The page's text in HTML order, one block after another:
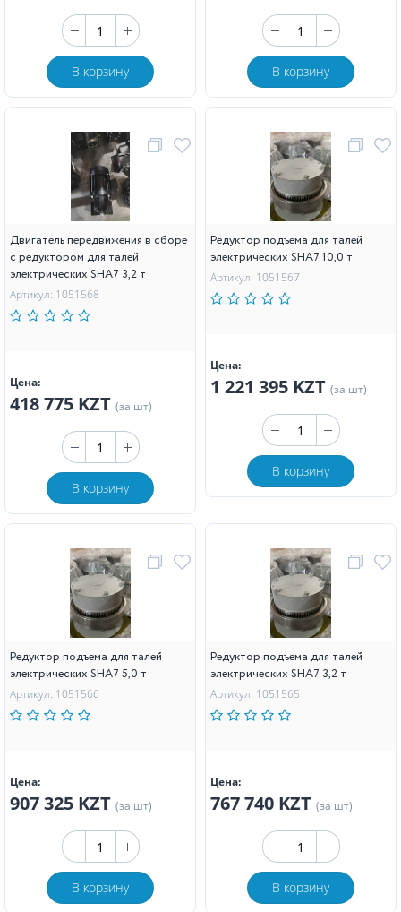
В корзину В корзину
Двигатель передвижения в сборе
с редуктором для талей
электрических SHA7 3,2 т
Артикул: 1051568
Цена:
418 775 KZT (за шт)
В корзину
Редуктор подъема для талей
электрических SHA7 10,0 т
Артикул: 1051567
Цена:
1 221 395 KZT (за шт)
В корзину
Редуктор подъема для талей
электрических SHA7 5,0 т
Артикул: 1051566
Цена:
907 325 KZT (за шт)
В корзину
Редуктор подъема для талей
электрических SHA7 3,2 т
Артикул: 1051565
Цена:
767 740 KZT (за шт)
В корзину